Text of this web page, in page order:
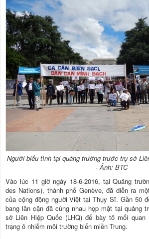
Người biểu tình tại quảng trường trước trụ sở
- Ảnh: BTC
Vào lúc 11 giờ ngày 18-6-2016, tại Quảng
des Nations), thành phố Genève, đã diễn ra
của cộng động người Việt tại Thụy Sĩ. Gần 50
bang lân cận đã cùng nhau họp mặt tại quảng
sở Liên Hiệp Quốc (LHQ) để bày tỏ mối
trạng ô nhiễm môi trường biển miền Trung.